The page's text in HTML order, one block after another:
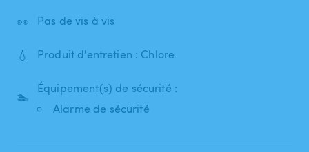
👀 Pas de vis à vis
💧 Produit d'entretien : Chlore
🏊
Équipement(s) de sécurité :
Alarme de sécurité